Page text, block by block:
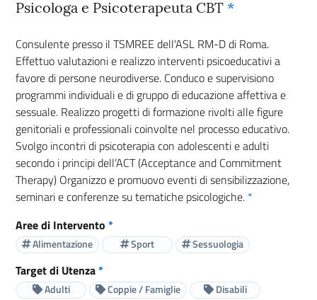
Psicologa e Psicoterapeuta CBT *
Consulente presso il TSMREE dell'ASL RM-D di Roma.
Effettuo valutazioni e realizzo interventi psicoeducativi a
favore di persone neurodiverse. Conduco e supervisiono
programmi individuali e di gruppo di educazione affettiva e
sessuale. Realizzo progetti di formazione rivolti alle figure
genitoriali e professionali coinvolte nel processo educativo.
Svolgo incontri di psicoterapia con adolescenti e adulti
secondo i principi dell’ACT (Acceptance and Commitment
Therapy) Organizzo e promuovo eventi di sensibilizzazione,
seminari e conferenze su tematiche psicologiche. *
Aree di Intervento *
Alimentazione Sport Sessuologia
Target di Utenza*
Adulti Coppie / Famiglie
Disabili